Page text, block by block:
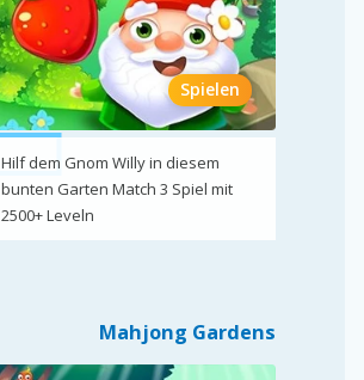
Spielen
Hilf dem Gnom Willy in diesem
bunten Garten Match 3 Spiel mit
2500+ Leveln
Mahjong Gardens